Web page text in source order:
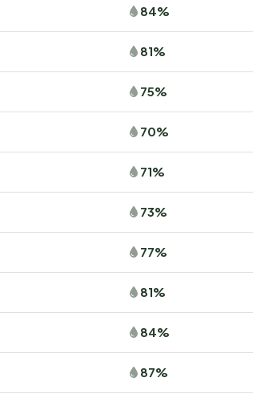
84%
81%
75%
70%
71%
73%
77%
81%
84%
87%